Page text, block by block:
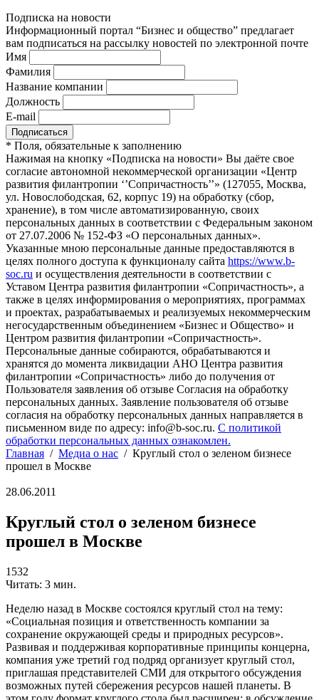
Подписка на новости
Информационный портал “Бизнес и общество” предлагает
вам подписаться на рассылку новостей по электронной почте
Имя
Фамилия
Название компании
Должность
E-mail
* Поля, обязательные к заполнению
Нажимая на кнопку «Подписка на новости» Вы даёте свое
согласие автономной некоммерческой организации «Центр
развития филантропии ‘’Сопричастность’’» (127055, Москва,
ул. Новослободская, 62, корпус 19) на обработку (сбор,
хранение), в том числе автоматизированную, своих
персональных данных в соответствии с Федеральным законом
от 27.07.2006 № 152-ФЗ «О персональных данных».
Указанные мною персональные данные предоставляются в
целях полного доступа к функционалу сайта https://www.b-
soc.ru и осуществления деятельности в соответствии с
Уставом Центра развития филантропии «Сопричастность», а
также в целях информирования о мероприятиях, программах
и проектах, разрабатываемых и реализуемых некоммерческим
негосударственным объединением «Бизнес и Общество» и
Центром развития филантропии «Сопричастность».
Персональные данные собираются, обрабатываются и
хранятся до момента ликвидации АНО Центра развития
филантропии «Сопричастность» либо до получения от
Пользователя заявления об отзыве Согласия на обработку
персональных данных. Заявление пользователя об отзыве
согласия на обработку персональных данных направляется в
письменном виде по адресу: info@b-soc.ru. С политикой
обработки персональных данных ознакомлен.
Главная / Медиа о нас / Круглый стол о зеленом бизнесе
прошел в Москве
28.06.2011
Круглый стол о зеленом бизнесе
прошел в Москве
1532
Читать: 3 мин.
Неделю назад в Москве состоялся круглый стол на тему:
«Социальная позиция и ответственность компании за
сохранение окружающей среды и природных ресурсов».
Развивая и поддерживая корпоративные принципы концерна,
компания уже третий год подряд организует круглый стол,
приглашая представителей СМИ для открытого обсуждения
возможных путей сбережения ресурсов нашей планеты. В